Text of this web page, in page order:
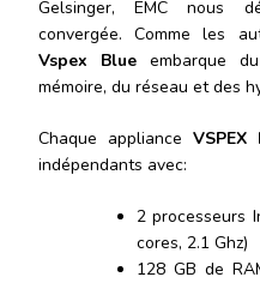
Gelsinger, EMC nous
convergée. Comme les
Vspex Blueembarque
mémoire, du réseau et des
Chaque appliance VSPEX
indépendants avec:
2 processeurs
cores, 2.1 Ghz)
128 GB de